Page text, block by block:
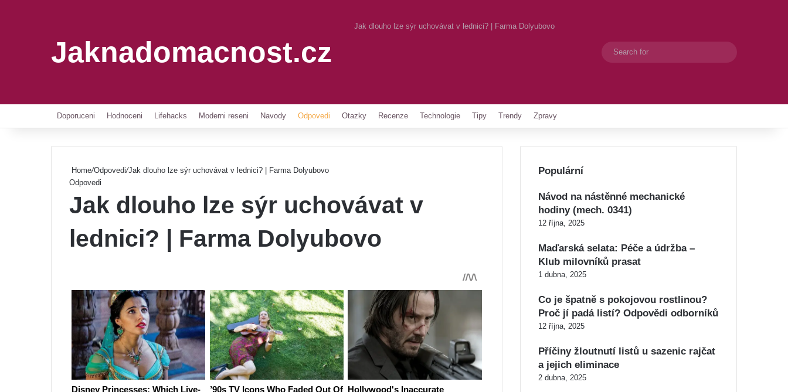
Jaknadomacnost.cz
Jak dlouho lze sýr uchovávat v lednici? | Farma Dolyubovo
Switch skin
Doporuceni Hodnoceni Lifehacks Moderni reseni Navody Odpovedi Otazky Recenze Technologie Tipy Trendy Zpravy
Home/Odpovedi/Jak dlouho lze sýr uchovávat v lednici? | Farma Dolyubovo
Odpovedi
Jak dlouho lze sýr uchovávat v
lednici? | Farma Dolyubovo
Populární
Návod na nástěnné mechanické
hodiny (mech. 0341)
12 října, 2025
Maďarská selata: Péče a údržba –
Klub milovníků prasat
1 dubna, 2025
Co je špatně s pokojovou rostlinou?
Proč jí padá listí? Odpovědi odborníků
12 října, 2025
Příčiny žloutnutí listů u sazenic rajčat
a jejich eliminace
2 dubna, 2025